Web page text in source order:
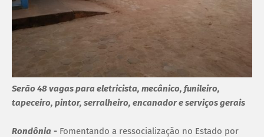
Serão 48 vagas para eletricista, mecânico, funileiro,
tapeceiro, pintor, serralheiro, encanador e serviços gerais
Rondônia - Fomentando a ressocialização no Estado por